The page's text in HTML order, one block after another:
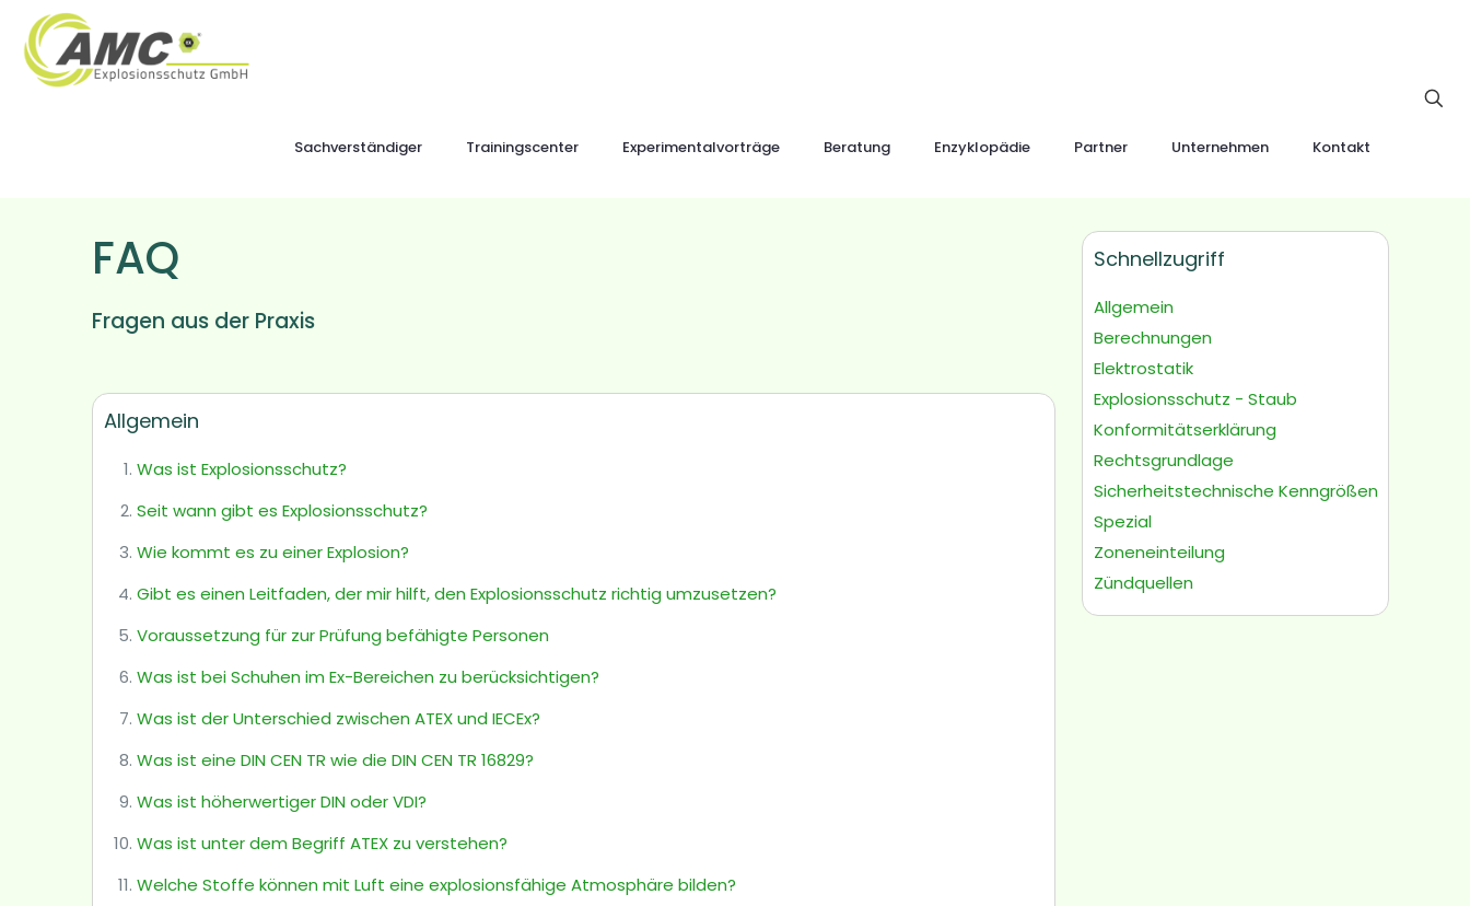
Sachverständiger Trainingscenter Experimentalvorträge Beratung Enzyklopädie Partner Unternehmen Kontakt
FAQ
Fragen aus der Praxis
Allgemein
Was ist Explosionsschutz?
Seit wann gibt es Explosionsschutz?
Wie kommt es zu einer Explosion?
Gibt es einen Leitfaden, der mir hilft, den Explosionsschutz richtig umzusetzen?
Voraussetzung für zur Prüfung befähigte Personen
Was ist bei Schuhen im Ex-Bereichen zu berücksichtigen?
Was ist der Unterschied zwischen ATEX und IECEx?
Was ist eine DIN CEN TR wie die DIN CEN TR 16829?
Was ist höherwertiger DIN oder VDI?
Was ist unter dem Begriff ATEX zu verstehen?
Welche Stoffe können mit Luft eine explosionsfähige Atmosphäre bilden?
Schnellzugriff
Allgemein
Berechnungen
Elektrostatik
Explosionsschutz - Staub
Konformitätserklärung
Rechtsgrundlage
Sicherheitstechnische Kenngrößen
Spezial
Zoneneinteilung
Zündquellen